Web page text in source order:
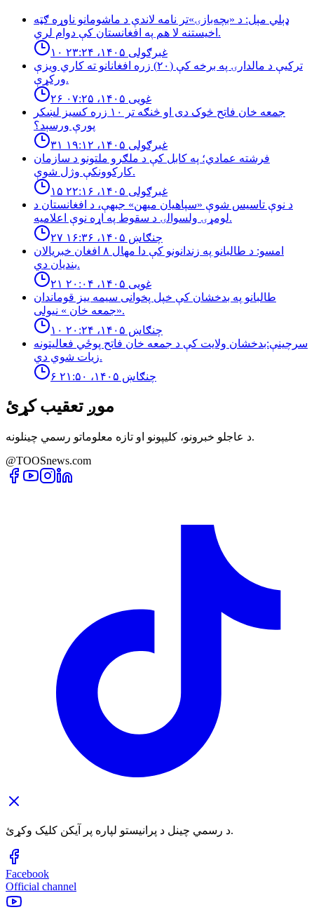
ډېلي مېل: د «بچه‌بازۍ»تر نامه لاندې د ماشومانو ناوړه ګټه
اخیستنه لا هم په افغانستان کې دوام لري.
۱۰ غبرګولی ۱۴۰۵، ۲۳:۲۴
تركيې د مالدارۍ په برخه كې (٢٠) زره افغانانو ته كاري ويزې
وركړې.
۲۶ غویی ۱۴۰۵، ۰۷:۲۵
جمعه خان فاتح څوک دی او څنګه تر ۱۰ زره کسیز لښکر
پورې ورسېد؟
۳۱ غبرګولی ۱۴۰۵، ۱۹:۱۲
فرشته عمادي؛ په کابل کې د ملګرو ملتونو د سازمان
کارکوونکې وژل شوې.
۱۵ غبرګولی ۱۴۰۵، ۲۲:۱۶
د نوې تاسیس شوې «سپاهیان میهن» جبهې، د افغانستان د
لومړۍ ولسوالۍ د سقوط په اړه نوې اعلامیه.
۲۷ چنګاښ ۱۴۰۵، ۱۶:۳۶
امسو: د طالبانو په زندانونو كې دا مهال ٨ افغان خبريالان
بنديان دي.
۲۱ غویی ۱۴۰۵، ۲۰:۰۴
طالبانو په بدخشان كې خپل پخوانى سيمه ييز قوماندان
«جمعه خان » نيولى.
۱۰ چنګاښ ۱۴۰۵، ۲۰:۲۴
سرچینې:بدخشان ولایت کې د جمعه خان فاتح پوځي فعالیتونه
زیات شوي دي.
۶ چنګاښ ۱۴۰۵، ۲۱:۵۰
موږ تعقیب کړئ
د عاجلو خبرونو، کلیپونو او تازه معلوماتو رسمي چینلونه.
@TOOSnews.com
د رسمي چینل د پرانیستو لپاره پر آیکن کلیک وکړئ.
Facebook
Official channel